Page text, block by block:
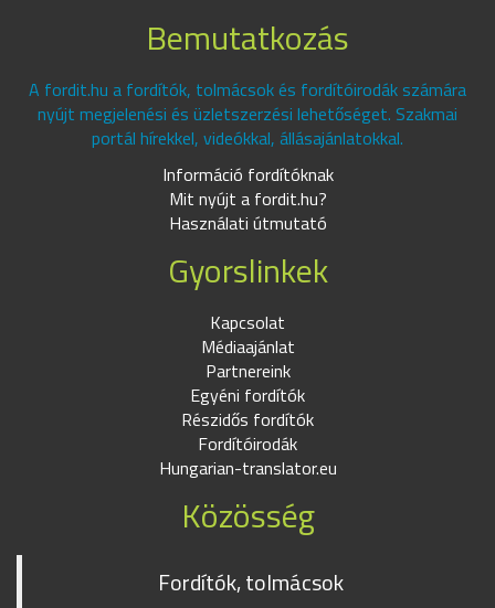
Bemutatkozás
A fordit.hu a fordítók, tolmácsok és fordítóirodák számára
nyújt megjelenési és üzletszerzési lehetőséget. Szakmai
portál hírekkel, videókkal, állásajánlatokkal.
Információ fordítóknak
Mit nyújt a fordit.hu?
Használati útmutató
Gyorslinkek
Kapcsolat
Médiaajánlat
Partnereink
Egyéni fordítók
Részidős fordítók
Fordítóirodák
Hungarian-translator.eu
Közösség
Fordítók, tolmácsok